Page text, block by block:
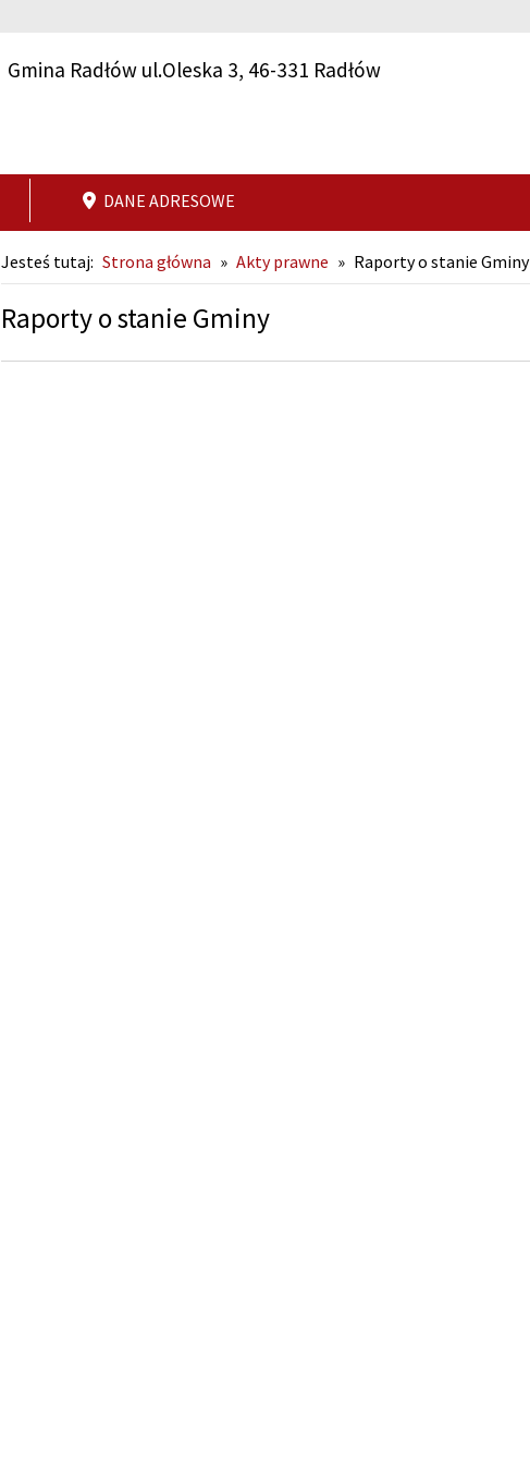
Gmina Radłów ul.Oleska 3, 46-331 Radłów
DANE ADRESOWE
Jesteś tutaj: Strona główna » Akty prawne » Raporty o stanie Gminy
Raporty o stanie Gminy